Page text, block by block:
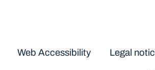
Web Accessibility Legal